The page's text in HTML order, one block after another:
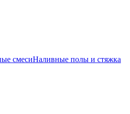
смесиНаливные полы и стяжка